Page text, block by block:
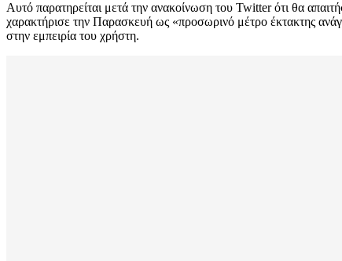
Αυτό παρατηρείται μετά την ανακοίνωση του Twitter ότι θα
χαρακτήρισε την Παρασκευή ως «προσωρινό μέτρο έκτακτης
στην εμπειρία του χρήστη.